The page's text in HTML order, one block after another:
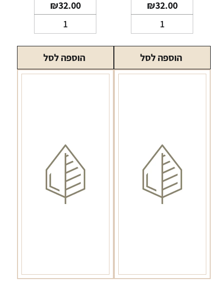
₪32.00
של
פאל
מאל
אדום
Slims
הוספה לסל
₪32.00
של
ווינסטון
קומפקט
הוספה לסל